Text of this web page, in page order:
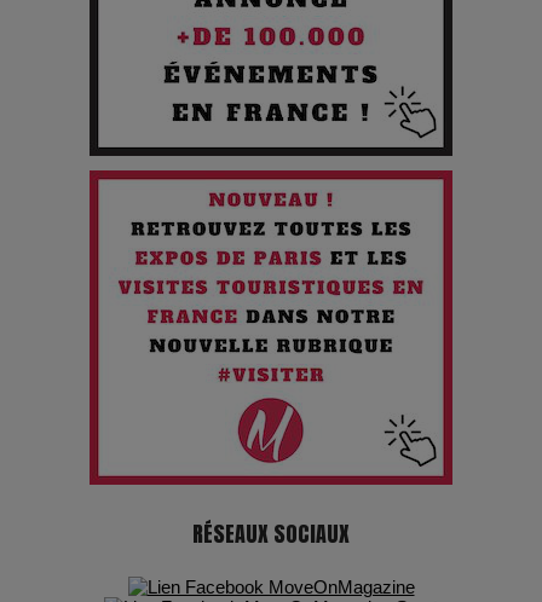
7 Techniques Secrètes des Photographes de Stars
Adieu Jean-Pat : rire au bord du précipice
Pharaonic Festival 2025 : 10 ans d’électro sous les
montagnes, une fête à ne pas manquer
RÉSEAUX SOCIAUX